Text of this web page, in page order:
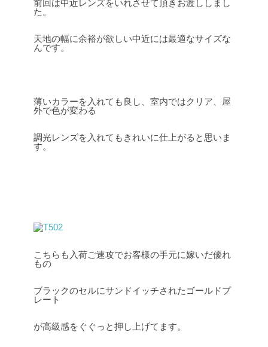
前回は中近レンズをいれさせて頂きお渡ししまし
た。
天地の幅に余裕が欲しい中近には最適なサイズな
んです。
薄いカラーを入れても良し、室内ではクリア、屋
外で色が変わる
調光レンズを入れてもきれいに仕上がると思いま
す。
こちらも入荷ご速攻でお客様の手元に嫁いだ優れ
もの
ブラックのセルにサンドイッチされたゴールドプ
レート
が高級感をぐぐっと押し上げてます。